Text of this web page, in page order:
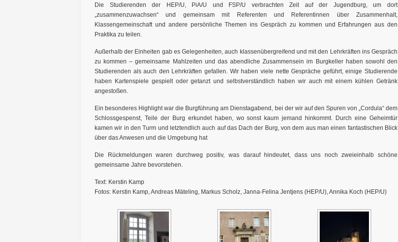
Die Studierenden der HEP/U, PiA/U und FSP/U verbrachten Zeit auf der Jugendburg, um dort
„zusammenzuwachsen“ und gemeinsam mit Referenten und Referentinnen über Zusammenhalt,
Klassengemeinschaft und andere persönliche Themen ins Gespräch zu kommen und Erfahrungen aus den
Praktika zu teilen.
Außerhalb der Einheiten gab es Gelegenheiten, auch klassenübergreifend und mit den Lehrkräften ins Gespräch
zu kommen – gemeinsame Mahlzeiten und das abendliche Zusammensein im Burgkeller haben sowohl den
Studierenden als auch den Lehrkräften gefallen. Wir haben viele nette Gespräche geführt, einige Studierende
haben Kartenspiele gespielt oder getanzt und selbstverständlich haben wir auch mit einem kühlen Getränk
angestoßen.
Ein besonderes Highlight war die Burgführung am Dienstagabend, bei der wir auf den Spuren von „Cordula“ dem
Schlossgespenst, Teile der Burg erkundet haben, wo sonst kaum jemand hinkommt. Durch eine Geheimtür
kamen wir in den Turm und letztendlich auch auf das Dach der Burg, von dem aus man einen fantastischen Blick
über das Anwesen und die Umgebung hat
Die Rückmeldungen waren durchweg positiv, was darauf hindeutet, dass uns noch zweieinhalb schöne
gemeinsame Jahre bevorstehen.
Text: Kerstin Kamp
Fotos: Kerstin Kamp, Andreas Mäteling, Markus Scholz, Janna-Felina Jentjens (HEP/U), Annika Koch (HEP/U)